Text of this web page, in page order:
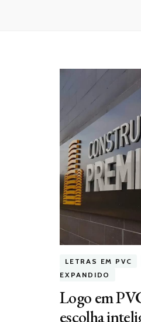
LETRAS EM PVC
EXPANDIDO
Logo em
escolha